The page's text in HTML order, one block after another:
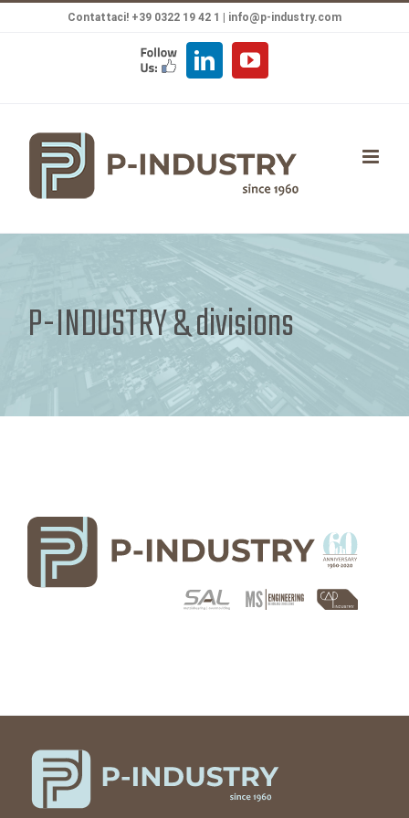
Contattaci! +39 0322 19 42 1 | info@p-industry.com
FOLLOW
US
LinkedInYouTube
P-INDUSTRY & divisions